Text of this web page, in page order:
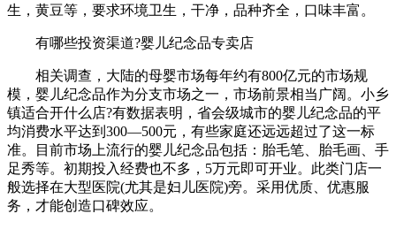
生，黄豆等，要求环境卫生，干净，品种齐全，口味丰富。
有哪些投资渠道?婴儿纪念品专卖店
相关调查，大陆的母婴市场每年约有800亿元的市场规
模，婴儿纪念品作为分支市场之一，市场前景相当广阔。小乡
镇适合开什么店?有数据表明，省会级城市的婴儿纪念品的平
均消费水平达到300—500元，有些家庭还远远超过了这一标
准。目前市场上流行的婴儿纪念品包括：胎毛笔、胎毛画、手
足秀等。初期投入经费也不多，5万元即可开业。此类门店一
般选择在大型医院(尤其是妇儿医院)旁。采用优质、优惠服
务，才能创造口碑效应。